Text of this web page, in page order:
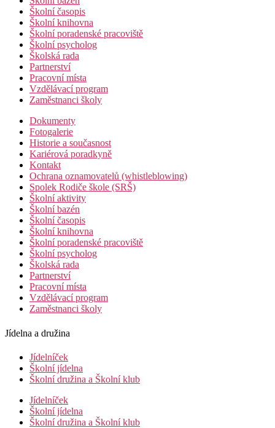
Školní časopis
Školní knihovna
Školní poradenské pracoviště
Školní psycholog
Školská rada
Partnerství
Pracovní místa
Vzdělávací program
Zaměstnanci školy
Dokumenty
Fotogalerie
Historie a současnost
Kariérová poradkyně
Kontakt
Ochrana oznamovatelů (whistleblowing)
Spolek Rodiče škole (SRŠ)
Školní aktivity
Školní bazén
Školní časopis
Školní knihovna
Školní poradenské pracoviště
Školní psycholog
Školská rada
Partnerství
Pracovní místa
Vzdělávací program
Zaměstnanci školy
Jídelna a družina
Jídelníček
Školní jídelna
Školní družina a Školní klub
Jídelníček
Školní jídelna
Školní družina a Školní klub